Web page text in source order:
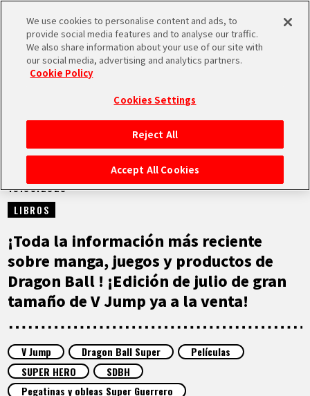
MEN
INICIO
NOTICIAS
LO MÁS DESTACADO
VÍDEOS
ACERCA DE
NOTICIAS
19.05.2023
LIBROS
¡Toda la información más reciente
sobre manga, juegos y productos de
Dragon Ball ! ¡Edición de julio de gran
tamaño de V Jump ya a la venta!
V Jump Dragon Ball Super
Películas
SUPER HERO
SDBH
Pegatinas y obleas Super Guerrero
We use cookies to personalise content and ads, to
provide social media features and to analyse our traffic.
We also share information about your use of our site with
our social media, advertising and analytics partners.
Cookie Policy
Cookies Settings
Reject All
Accept All Cookies